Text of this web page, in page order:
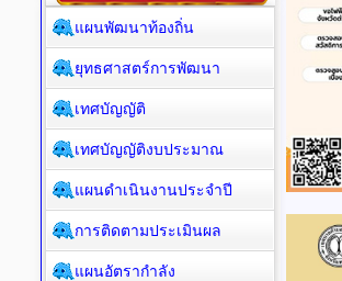
แผนพัฒนาท้องถิ่น
ยุทธศาสตร์การพัฒนา
เทศบัญญัติ
เทศบัญญัติงบประมาณ
แผนดำเนินงานประจำปี
การติดตามประเมินผล
แผนอัตรากำลัง